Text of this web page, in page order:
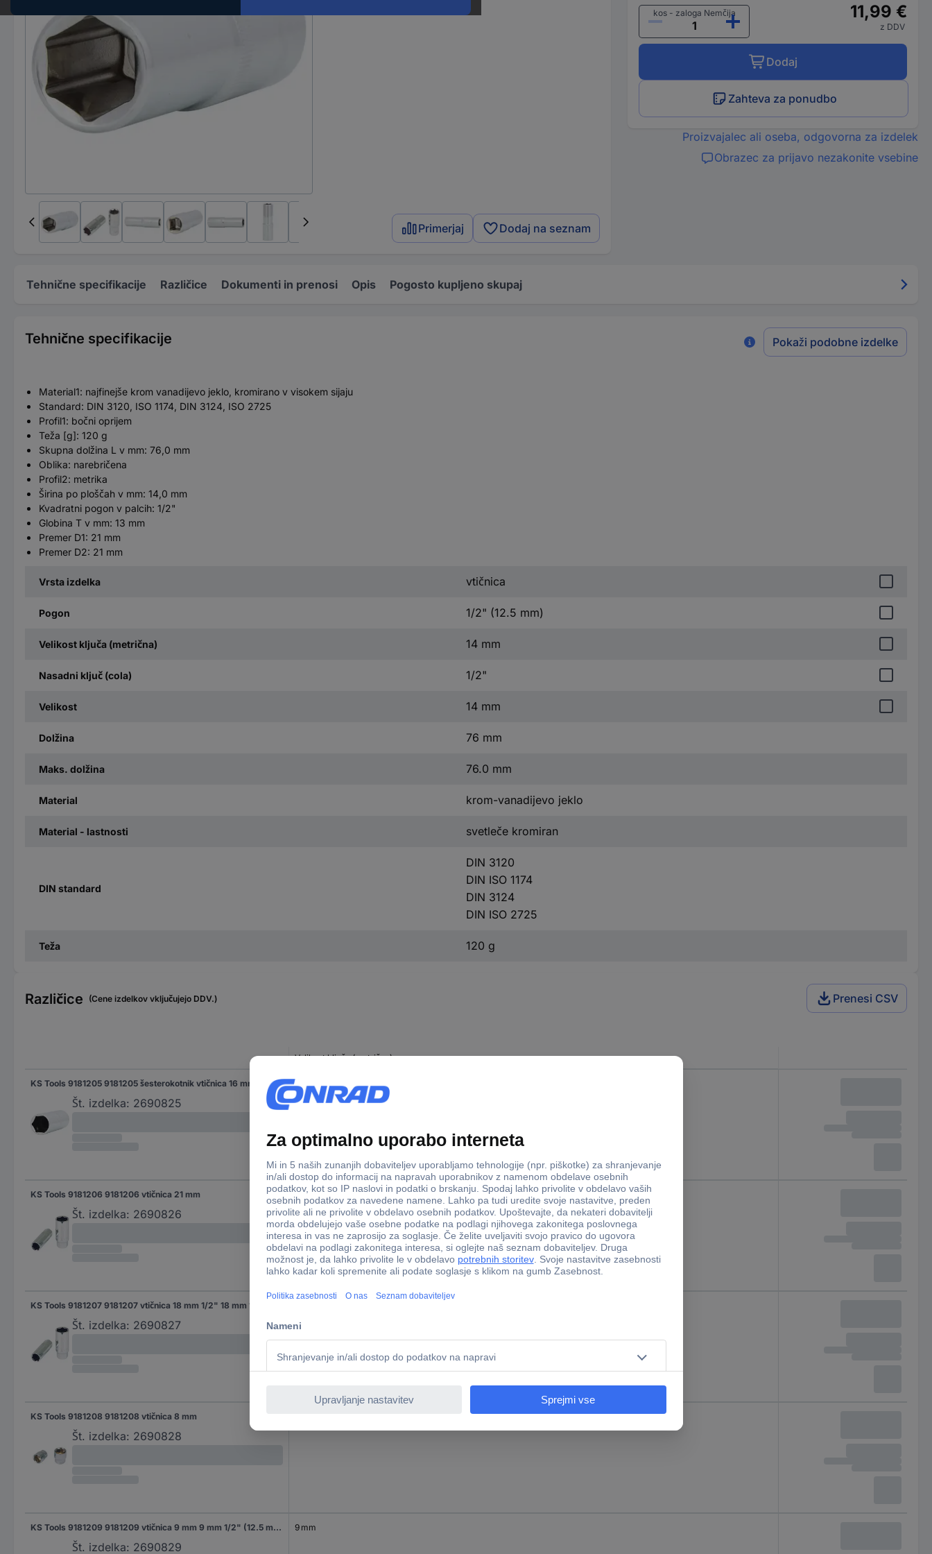
Primerjaj Dodaj na seznam
kos - zaloga Nemčija
11,99 €
z DDV
Dodaj
Zahteva za ponudbo
Proizvajalec ali oseba, odgovorna za izdelek
Obrazec za prijavo nezakonite vsebine
Tehnične specifikacije Različice Dokumenti in prenosi Opis Pogosto kupljeno skupaj
Tehnične specifikacije Pokaži podobne izdelke
Material1: najfinejše krom vanadijevo jeklo, kromirano v visokem sijaju
Standard: DIN 3120, ISO 1174, DIN 3124, ISO 2725
Profil1: bočni oprijem
Teža [g]: 120 g
Skupna dolžina L v mm: 76,0 mm
Oblika: narebričena
Profil2: metrika
Širina po ploščah v mm: 14,0 mm
Kvadratni pogon v palcih: 1/2"
Globina T v mm: 13 mm
Premer D1: 21 mm
Premer D2: 21 mm
Vrsta izdelka vtičnica
Pogon 1/2" (12.5 mm)
Velikost ključa (metrična) 14 mm
Nasadni ključ (cola) 1/2"
Velikost 14 mm
Dolžina 76 mm
Maks. dolžina 76.0 mm
Material krom-vanadijevo jeklo
Material - lastnosti svetleče kromiran
DIN standard
DIN 3120
DIN ISO 1174
DIN 3124
DIN ISO 2725
Teža 120 g
Različice (Cene izdelkov vključujejo DDV.) Prenesi CSV
Velikost ključa (metrična)
KS Tools 9181205 9181205 šesterokotnik vtičnica 16 mm 16 mm 1/2" (12.5 mm)
Št. izdelka: 2690825
16 mm
KS Tools 9181206 9181206 vtičnica 21 mm
Št. izdelka: 2690826
21 mm
Št. izdelka: 2690827
KS Tools 9181208 9181208 vtičnica 8 mm
Št. izdelka: 2690828
KS Tools 9181209 9181209 vtičnica 9 mm 9 mm 1/2" (12.5 mm)
Št. izdelka: 2690829
9 mm